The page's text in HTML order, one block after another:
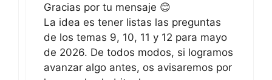
Gracias por tu mensaje 😊
La idea es tener listas las preguntas
de los temas 9, 10, 11 y 12 para mayo
de 2026. De todos modos, si logramos
avanzar algo antes, os avisaremos por